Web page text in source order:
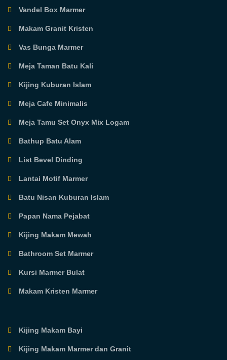
Vandel Box Marmer
Makam Granit Kristen
Vas Bunga Marmer
Meja Taman Batu Kali
Kijing Kuburan Islam
Meja Cafe Minimalis
Meja Tamu Set Onyx Mix Logam
Bathup Batu Alam
List Bevel Dinding
Lantai Motif Marmer
Batu Nisan Kuburan Islam
Papan Nama Pejabat
Kijing Makam Mewah
Bathroom Set Marmer
Kursi Marmer Bulat
Makam Kristen Marmer
Kijing Makam Bayi
Kijing Makam Marmer dan Granit